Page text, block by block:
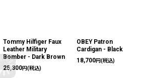
Tommy Hilfiger Faux
Leather Military
Bomber - Dark Brown
25,300円(税込)
OBEY Patron
Cardigan - Black
18,700円(税込)